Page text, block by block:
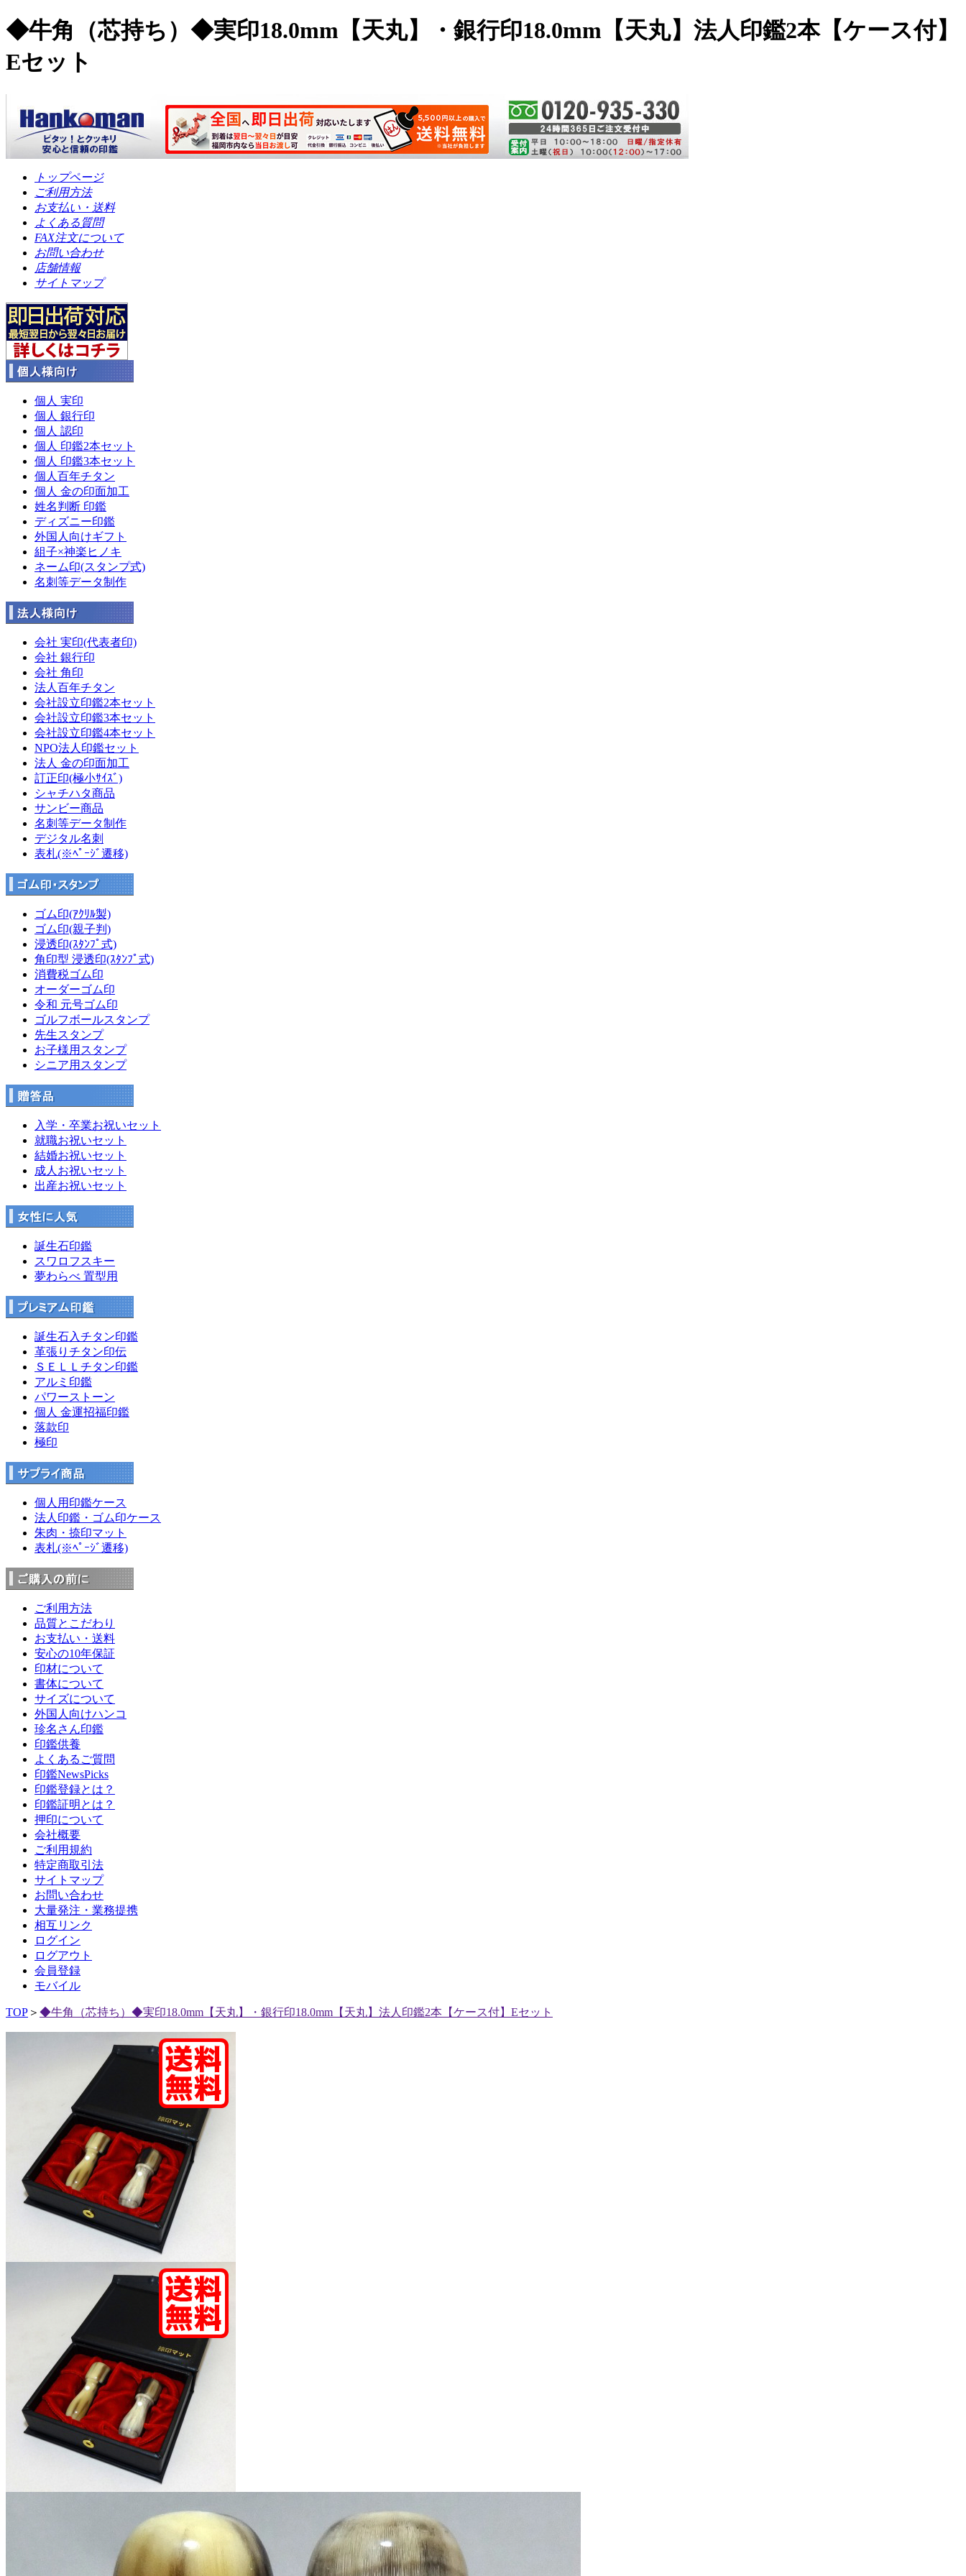
◆牛角（芯持ち）◆実印18.0mm【天丸】・銀行印18.0mm【天丸】法人印鑑2本【ケース付】
Eセット
トップページ
ご利用方法
お支払い・送料
よくある質問
FAX注文について
お問い合わせ
店舗情報
サイトマップ
個人 実印
個人 銀行印
個人 認印
個人 印鑑2本セット
個人 印鑑3本セット
個人百年チタン
個人 金の印面加工
姓名判断 印鑑
ディズニー印鑑
外国人向けギフト
組子×神楽ヒノキ
ネーム印(スタンプ式)
名刺等データ制作
会社 実印(代表者印)
会社 銀行印
会社 角印
法人百年チタン
会社設立印鑑2本セット
会社設立印鑑3本セット
会社設立印鑑4本セット
NPO法人印鑑セット
法人 金の印面加工
訂正印(極小ｻｲｽﾞ)
シャチハタ商品
サンビー商品
名刺等データ制作
デジタル名刺
表札(※ﾍﾟｰｼﾞ遷移)
ゴム印(ｱｸﾘﾙ製)
ゴム印(親子判)
浸透印(ｽﾀﾝﾌﾟ式)
角印型 浸透印(ｽﾀﾝﾌﾟ式)
消費税ゴム印
オーダーゴム印
令和 元号ゴム印
ゴルフボールスタンプ
先生スタンプ
お子様用スタンプ
シニア用スタンプ
入学・卒業お祝いセット
就職お祝いセット
結婚お祝いセット
成人お祝いセット
出産お祝いセット
誕生石印鑑
スワロフスキー
夢わらべ 置型用
誕生石入チタン印鑑
革張りチタン印伝
ＳＥＬＬチタン印鑑
アルミ印鑑
パワーストーン
個人 金運招福印鑑
落款印
極印
個人用印鑑ケース
法人印鑑・ゴム印ケース
朱肉・捺印マット
表札(※ﾍﾟｰｼﾞ遷移)
ご利用方法
品質とこだわり
お支払い・送料
安心の10年保証
印材について
書体について
サイズについて
外国人向けハンコ
珍名さん印鑑
印鑑供養
よくあるご質問
印鑑NewsPicks
印鑑登録とは？
印鑑証明とは？
押印について
会社概要
ご利用規約
特定商取引法
サイトマップ
お問い合わせ
大量発注・業務提携
相互リンク
ログイン
ログアウト
会員登録
モバイル
TOP ＞ ◆牛角（芯持ち）◆実印18.0mm【天丸】・銀行印18.0mm【天丸】法人印鑑2本【ケース付】Eセット